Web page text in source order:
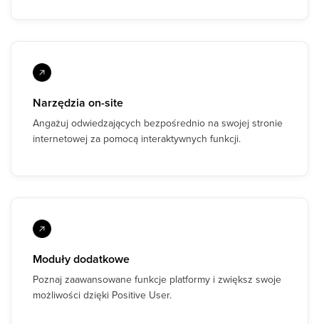
Narzędzia on-site
Angażuj odwiedzających bezpośrednio na swojej stronie
internetowej za pomocą interaktywnych funkcji.
Moduły dodatkowe
Poznaj zaawansowane funkcje platformy i zwiększ swoje
możliwości dzięki Positive User.